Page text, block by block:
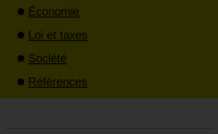
Économie
Loi et taxes
Société
Références